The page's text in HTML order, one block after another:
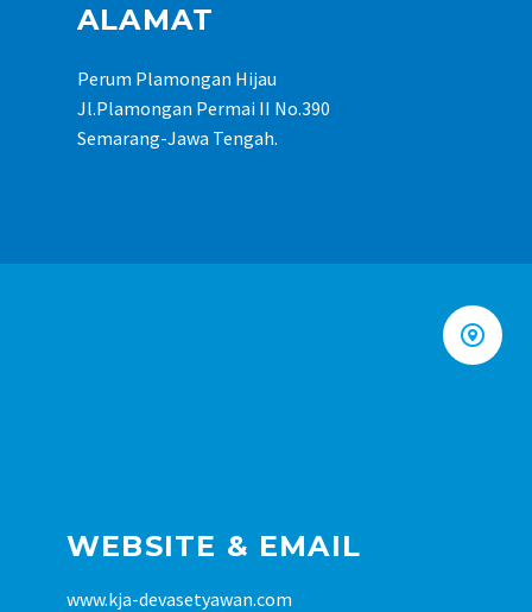
ALAMAT
Perum Plamongan Hijau
Jl.Plamongan Permai II No.390
Semarang-Jawa Tengah.


WEBSITE & EMAIL
www.kja-devasetyawan.com